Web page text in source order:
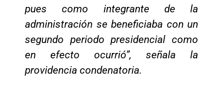
pues como integrante de la
administración se beneficiaba con un
segundo periodo presidencial como
en efecto ocurrió”, señala la
providencia condenatoria.